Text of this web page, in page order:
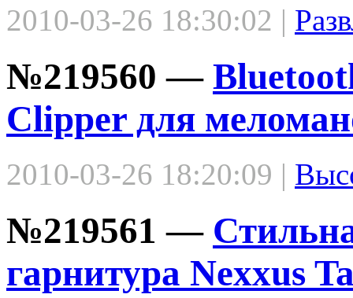
2010-03-26 18:30:02 |
№219560 —
Clipper для
2010-03-26 18:20:09 |
№219561 —
гарнитура Nexxus